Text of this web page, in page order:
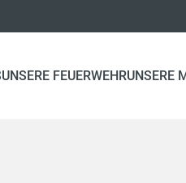
UNSERE FEUERWEHRUNSERE